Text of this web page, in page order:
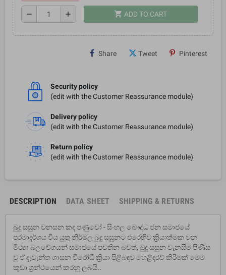
remove add shopping_cart ADD TO CART
Share Tweet Pinterest
Security policy
(edit with the Customer Reassurance module)
Delivery policy
(edit with the Customer Reassurance module)
Return policy
(edit with the Customer Reassurance module)
DESCRIPTION DATA SHEET SHIPPING & RETURNS
බුදු සසුන වනසන කද පණුවෝ - සිංහල බෞද්ධ ජන සමාජයේ
පරමාදර්ශය විය යුතු නිර්මල බුදු සසුනට එරෙහිව ක්‍රියාත්මක වන
මිථ්‍යා බලවේගයන් සමාජයේ පවතින බවත්, බුදු සසුන වැනසීම පිණිස
වූ ඒ දැවැන්ත ශාසන විරෝධී ක්‍රියා පිළිබඳව හෙළිදරව් කිරීමක් මෙම
කුඩා ග්‍රන්ථයෙන් කරනු ලබයි..